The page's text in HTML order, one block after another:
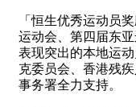
「恒生优秀运动员
运动会、第四届东
表现突出的本地运
克委员会、香港残
事务署全力支持。